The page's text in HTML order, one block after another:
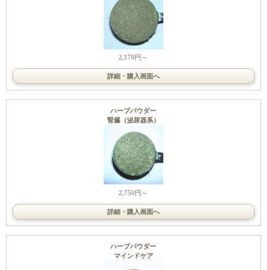
2,170円～
詳細・購入画面へ
ハーブパウダー
腎臓（泌尿器系）
2,750円～
詳細・購入画面へ
ハーブパウダー
マインドケア